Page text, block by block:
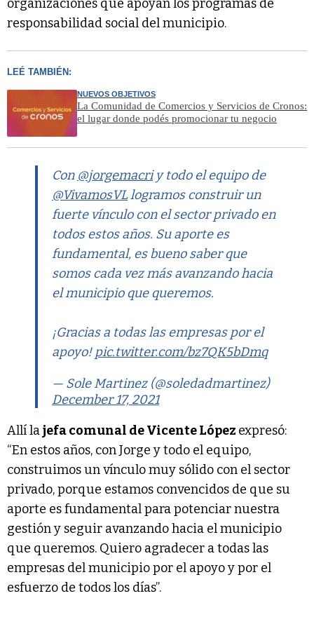
organizaciones que apoyan los programas de
responsabilidad social del municipio.
LEÉ TAMBIÉN:
NUEVOS OBJETIVOS
La Comunidad de Comercios y Servicios de Cronos:
el lugar donde podés promocionar tu negocio
Con @jorgemacriy todo el equipo de
@VivamosVLlogramos construir un
fuerte vínculo con el sector privado en
todos estos años. Su aporte es
fundamental, es bueno saber que
somos cada vez más avanzando hacia
el municipio que queremos.
¡Gracias a todas las empresas por el
apoyo! pic.twitter.com/bz7QK5bDmq
— Sole Martinez (@soledadmartinez)
December 17, 2021
Allí lajefa comunal de Vicente López expresó:
“En estos años, con Jorge y todo el equipo,
construimos un vínculo muy sólido con el sector
privado, porque estamos convencidos de que su
aporte es fundamental para potenciar nuestra
gestión y seguir avanzando hacia el municipio
que queremos. Quiero agradecer a todas las
empresas del municipio por el apoyo y por el
esfuerzo de todos los días”.